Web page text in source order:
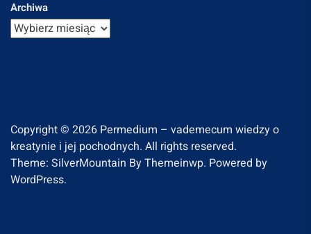
Archiwa
Copyright © 2026 Permedium – vademecum wiedzy o
kreatynie i jej pochodnych. All rights reserved.
Theme: SilverMountain ByThemeinwp. Powered by
WordPress.